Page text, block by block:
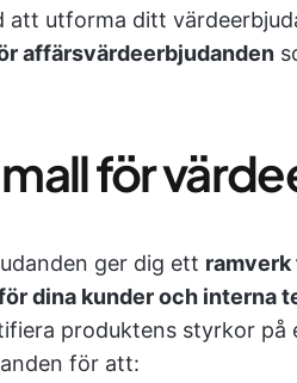
att utforma ditt
affärsvärdeerbjudanden
mall för
ger dig ett ramverk
dina kunder och interna
produktens styrkor
för att: